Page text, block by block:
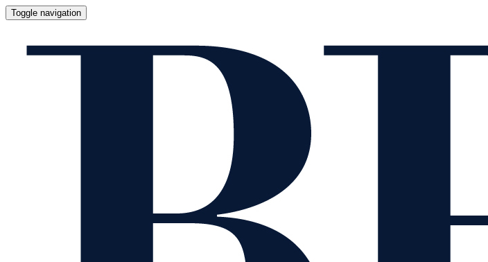
Toggle navigation